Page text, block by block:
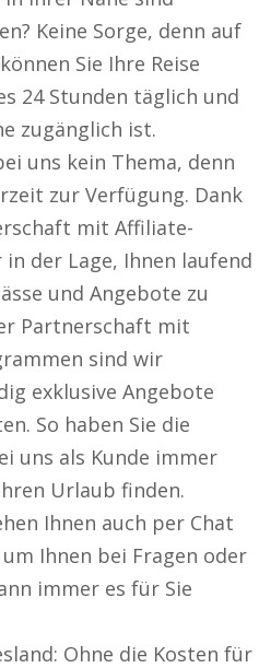
Keine Sorge, denn auf
Sie Ihre Reise
24 Stunden täglich und
zugänglich ist.
uns kein Thema, denn
zur Verfügung. Dank
mit Affiliate-
der Lage, Ihnen laufend
und Angebote zu
Partnerschaft mit
sind wir
exklusive Angebote
So haben Sie die
uns als Kunde immer
Urlaub finden.
Ihnen auch per Chat
Ihnen bei Fragen oder
immer es für Sie
Ohne die Kosten für